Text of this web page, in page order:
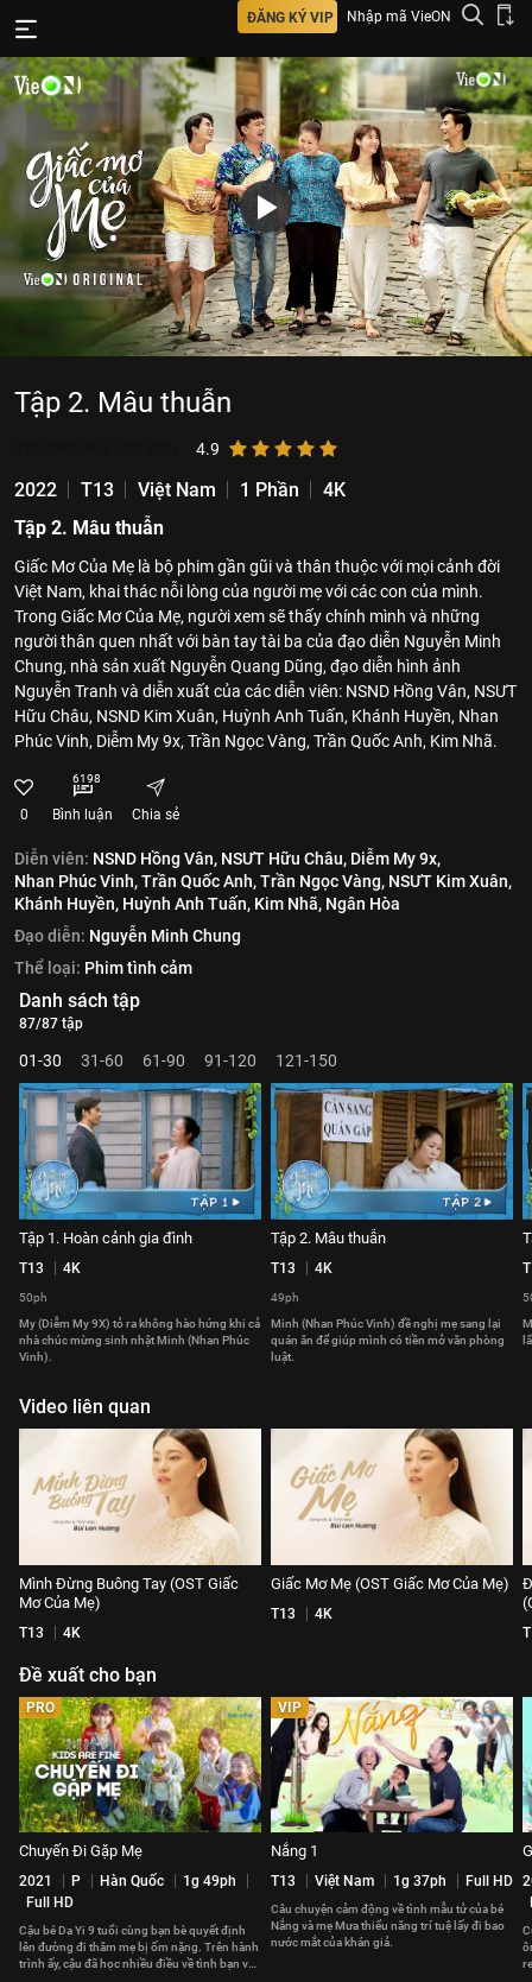
ĐĂNG KÝ VIP Nhập mã VieON
Tập 2. Mâu thuẫn
4.9
2022 T13 Việt Nam 1 Phần
4K
Tập 2. Mâu thuẫn
Giấc Mơ Của Mẹ là bộ phim gần gũi và thân thuộc với mọi cảnh đời
Việt Nam, khai thác nỗi lòng của người mẹ với các con của mình.
Trong Giấc Mơ Của Mẹ, người xem sẽ thấy chính mình và những
người thân quen nhất với bàn tay tài ba của đạo diễn Nguyễn Minh
Chung, nhà sản xuất Nguyễn Quang Dũng, đạo diễn hình ảnh
Nguyễn Tranh và diễn xuất của các diễn viên: NSND Hồng Vân, NSƯT
Hữu Châu, NSND Kim Xuân, Huỳnh Anh Tuấn, Khánh Huyền, Nhan
Phúc Vinh, Diễm My 9x, Trần Ngọc Vàng, Trần Quốc Anh, Kim Nhã.
0
6198
Bình luận Chia sẻ
Diễn viên: NSND Hồng Vân, NSƯT Hữu Châu, Diễm My 9x,
Nhan Phúc Vinh,Trần Quốc Anh,Trần Ngọc Vàng, NSƯT Kim Xuân,
Khánh Huyền, Huỳnh Anh Tuấn, Kim Nhã, Ngân Hòa
Đạo diễn: Nguyễn Minh Chung
Thể loại: Phim tình cảm
Danh sách tập
87/87 tập
01-30 31-60 61-90 91-120 121-150
Tập 1. Hoàn cảnh gia đình
T13 4K
50ph
My (Diễm My 9X) tỏ ra không hào hứng khi cả
nhà chúc mừng sinh nhật Minh (Nhan Phúc
Vinh).
Tập 2. Mâu thuẫn
T13 4K
49ph
Minh (Nhan Phúc Vinh) đề nghị mẹ sang lại
quán ăn để giúp mình có tiền mở văn phòng
luật.
Video liên quan
Mình Đừng Buông Tay (OST Giấc
Mơ Của Mẹ)
T13 4K
Giấc Mơ Mẹ (OST Giấc Mơ Của Mẹ)
T13 4K
Đề xuất cho bạn
PRO
Chuyến Đi Gặp Mẹ
2021 P Hàn Quốc
1g 49ph
Full HD
Cậu bé Da Yi 9 tuổi cùng bạn bè quyết định
lên đường đi thăm mẹ bị ốm nặng. Trên hành
trình ấy, cậu đã học nhiều điều về tình bạn và
VIP
Nắng 1
T13 Việt Nam 1g 37ph Full HD
Câu chuyện cảm động về tình mẫu tử của bé
Nắng và mẹ Mưa thiểu năng trí tuệ lấy đi bao
nước mắt của khán giả.